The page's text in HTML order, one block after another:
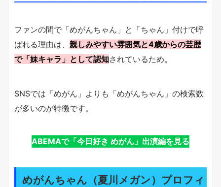
ファンの間で「めがんちゃん」と「ちゃん」付けで呼
ばれる理由は、 親しみやすい雰囲気と4歳からの芸歴
で「妹キャラ」として認知されているため。
SNSでは「めがん」よりも「めがんちゃん」の検索数
が多いのが特徴です。
ABEMAで「今日好き めがん」出演編を見る
めがんちゃん（夏川メガン）プロフィ